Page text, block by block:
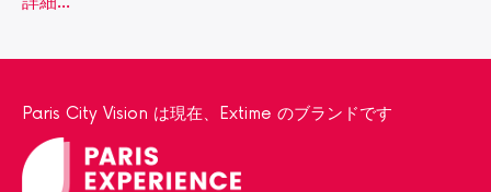
Paris City Vision は現在、Extime のブランドです